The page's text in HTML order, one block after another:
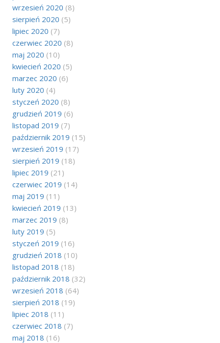
wrzesień 2020 (8)
sierpień 2020 (5)
lipiec 2020 (7)
czerwiec 2020 (8)
maj 2020 (10)
kwiecień 2020 (5)
marzec 2020 (6)
luty 2020 (4)
styczeń 2020 (8)
grudzień 2019 (6)
listopad 2019 (7)
październik 2019 (15)
wrzesień 2019 (17)
sierpień 2019 (18)
lipiec 2019 (21)
czerwiec 2019 (14)
maj 2019 (11)
kwiecień 2019 (13)
marzec 2019 (8)
luty 2019 (5)
styczeń 2019 (16)
grudzień 2018 (10)
listopad 2018 (18)
październik 2018 (32)
wrzesień 2018 (64)
sierpień 2018 (19)
lipiec 2018 (11)
czerwiec 2018 (7)
maj 2018 (16)